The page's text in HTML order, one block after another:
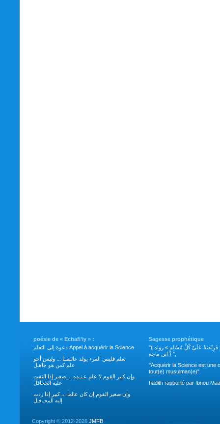
poésie de « Echafi’iy » :
دعوة إلى التعلم Appel à acquérir la Science
تعلم فليس المرء يولد عالـمــا ... وليس أخو
علم كمن هو جاهـل
وإن كبير القوم لا علم عـنـده ... صغير إذا التفت
عليه الجحافل
وإن صغير القوم إن كان عالما ... كبير إذا ردت
إليه المحـافـل
Sagesse prophétique
"( طَلَبُ العِلْمِ فَرِيْضَةٌ عَلَىْ كُلِّ مُسْلِمٍ » رواه
ابن ماجه ) ",
"Acquérir la Science est une
tout(e) musulman(e)".
hadith rapporté par Ibnou
Copyright © 2012-2026 JMFB